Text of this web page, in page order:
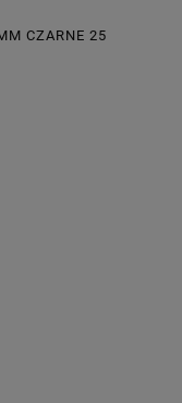
CZARNE 25